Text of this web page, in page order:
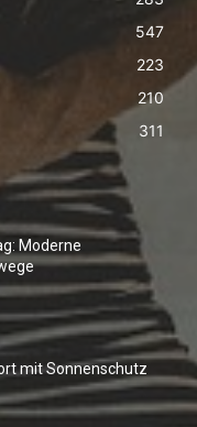
547
223
210
311
Moderne
mit Sonnenschutz